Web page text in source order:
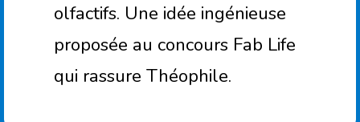
olfactifs. Une idée ingénieuse
proposée au concours Fab Life
qui rassure Théophile.